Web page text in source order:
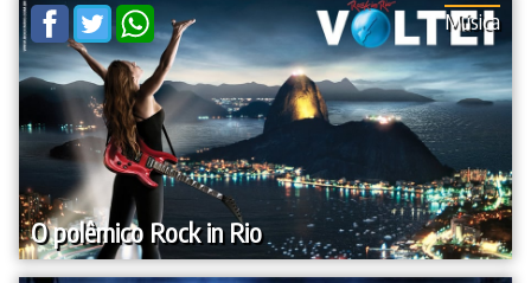
O polêmico Rock in Rio
Música